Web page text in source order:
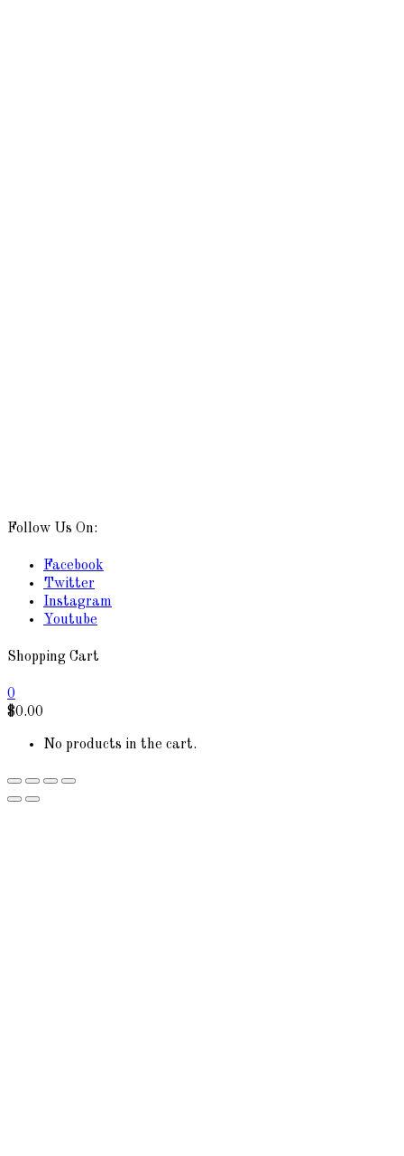
Follow Us On:
Facebook
Twitter
Instagram
Youtube
Shopping Cart
0
$0.00
No products in the cart.